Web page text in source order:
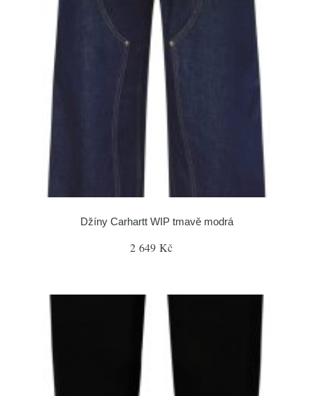
Džíny Carhartt WIP tmavě modrá
2 649 Kč